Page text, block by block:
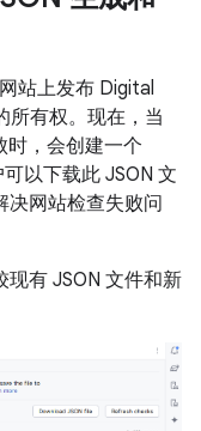
站上发布 Digital
所有权。现在，当
时，会创建一个
以下载此 JSON 文
决网站检查失败问
现有 JSON 文件和新